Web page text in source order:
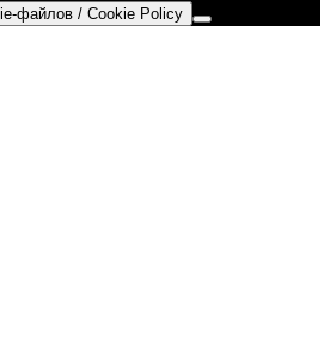
файлов / Cookie Policy